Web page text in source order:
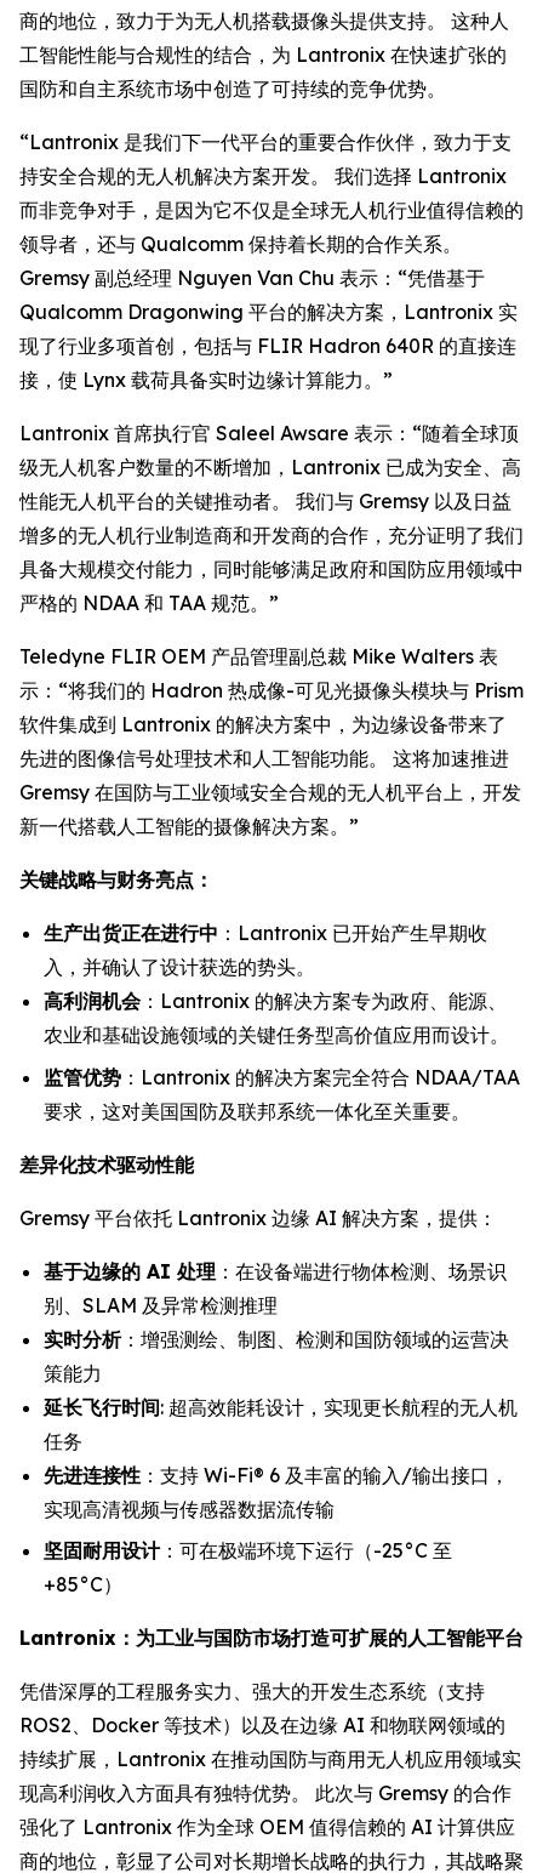
商的地位，致力于为无人机搭载摄像头提供支持。 这种人
工智能性能与合规性的结合，为 Lantronix 在快速扩张的
国防和自主系统市场中创造了可持续的竞争优势。
“Lantronix 是我们下一代平台的重要合作伙伴，致力于支
持安全合规的无人机解决方案开发。 我们选择 Lantronix
而非竞争对手，是因为它不仅是全球无人机行业值得信赖的
领导者，还与 Qualcomm 保持着长期的合作关系。
Gremsy 副总经理 Nguyen Van Chu 表示：“凭借基于
Qualcomm Dragonwing 平台的解决方案，Lantronix 实
现了行业多项首创，包括与 FLIR Hadron 640R 的直接连
接，使 Lynx 载荷具备实时边缘计算能力。”
Lantronix 首席执行官 Saleel Awsare 表示：“随着全球顶
级无人机客户数量的不断增加，Lantronix 已成为安全、高
性能无人机平台的关键推动者。 我们与 Gremsy 以及日益
增多的无人机行业制造商和开发商的合作，充分证明了我们
具备大规模交付能力，同时能够满足政府和国防应用领域中
严格的 NDAA 和 TAA 规范。”
Teledyne FLIR OEM 产品管理副总裁 Mike Walters 表
示：“将我们的 Hadron 热成像-可见光摄像头模块与 Prism
软件集成到 Lantronix 的解决方案中，为边缘设备带来了
先进的图像信号处理技术和人工智能功能。 这将加速推进
Gremsy 在国防与工业领域安全合规的无人机平台上，开发
新一代搭载人工智能的摄像解决方案。”
关键战略与财务亮点：
生产出货正在进行中 ：Lantronix 已开始产生早期收
入，并确认了设计获选的势头。
高利润机会：Lantronix 的解决方案专为政府、能源、
农业和基础设施领域的关键任务型高价值应用而设计。
监管优势 ：Lantronix 的解决方案完全符合 NDAA/TAA
要求，这对美国国防及联邦系统一体化至关重要。
差异化技术驱动性能
Gremsy 平台依托 Lantronix 边缘 AI 解决方案，提供：
基于边缘的 AI 处理 ：在设备端进行物体检测、场景识
别、SLAM 及异常检测推理
实时分析：增强测绘、制图、检测和国防领域的运营决
策能力
延长飞行时间: 超高效能耗设计，实现更长航程的无人机
任务
先进连接性 ：支持 Wi-Fi® 6 及丰富的输入/输出接口，
实现高清视频与传感器数据流传输
坚固耐用设计：可在极端环境下运行（-25°C 至
+85°C）
Lantronix：为工业与国防市场打造可扩展的人工智能平台
凭借深厚的工程服务实力、强大的开发生态系统（支持
ROS2、Docker 等技术）以及在边缘 AI 和物联网领域的
持续扩展，Lantronix 在推动国防与商用无人机应用领域实
现高利润收入方面具有独特优势。 此次与 Gremsy 的合作
强化了 Lantronix 作为全球 OEM 值得信赖的 AI 计算供应
商的地位，彰显了公司对长期增长战略的执行力，其战略聚